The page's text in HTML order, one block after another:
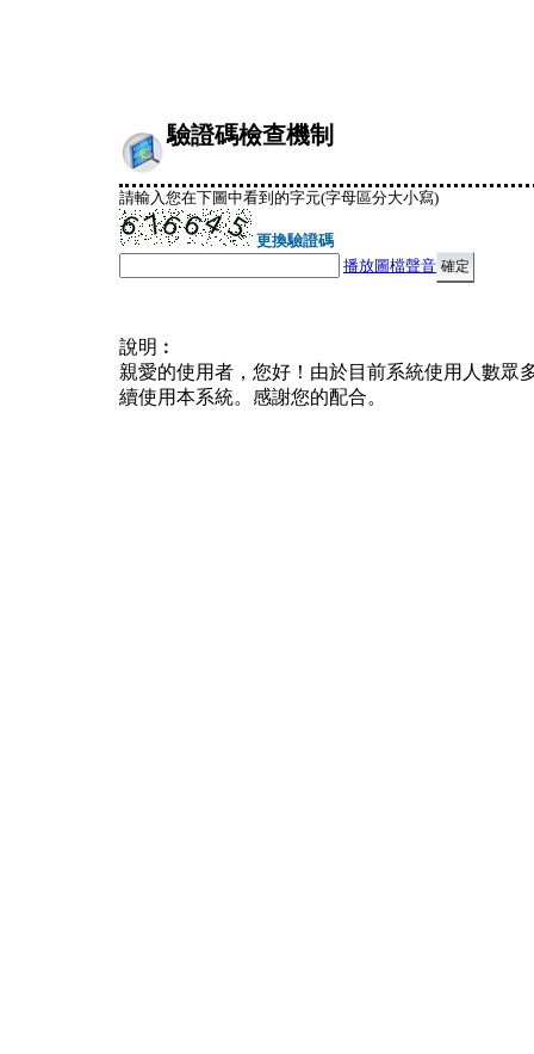
驗證碼檢查機制
請輸入您在下圖中看到的字元(字母區分大小寫)
更換驗證碼
播放圖檔聲音
說明︰
親愛的使用者，您好！由於目前系統使用人數眾
續使用本系統。感謝您的配合。